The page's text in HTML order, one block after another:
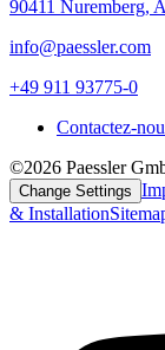
90411 Nuremberg,
info@paessler.com
+49 911 93775-0
Contactez-
©2026 Paessler
Change Settings
& Installation